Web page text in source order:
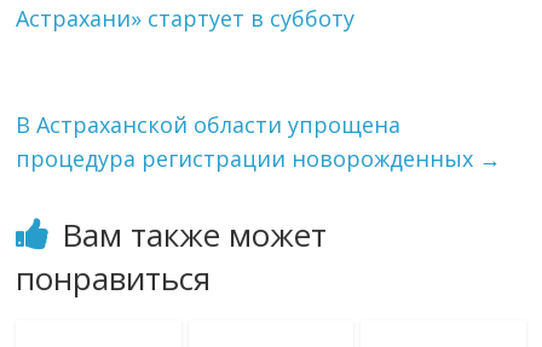
Астрахани» стартует в субботу
В Астраханской области упрощена
процедура регистрации новорожденных →
Вам также может
понравиться